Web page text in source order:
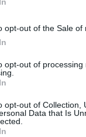
opt-out of the Sale of
opt-out of
opt-out of Collection,
Data that Is
των ανθρώπων,
των
του
ζούμε, που
από την
Δήμου
από τους